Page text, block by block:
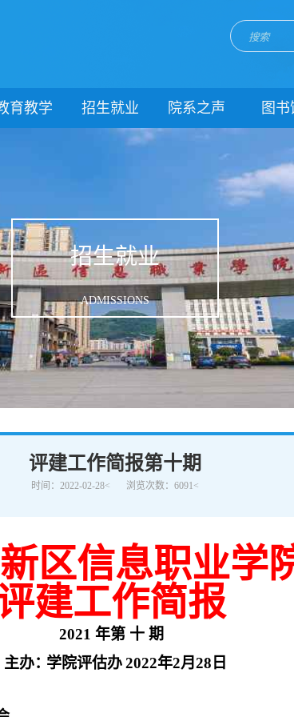
育教学
教学通知
学动态
践教学
专业建设
程建设
学改革
术交流
招生就业 院系之声 图书
招生就业
ADMISSIONS
评建工作简报第十期
时间：2022-02-28< 浏览次数：6091<
区信息职业学
建工作简报
2021 年第 十 期
主办： 学院评估办 2022年2月28 日